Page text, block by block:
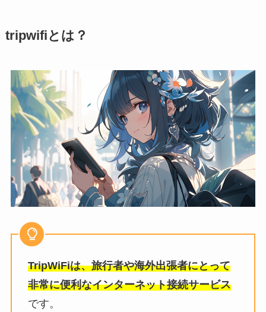
tripwifiとは？
TripWiFiは、旅行者や海外出張者にとって
非常に便利なインターネット接続サービス
です。